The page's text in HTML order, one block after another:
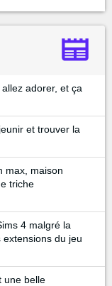
adorer, et ça
et trouver la
max, maison
triche
4 malgré la
du jeu
une belle